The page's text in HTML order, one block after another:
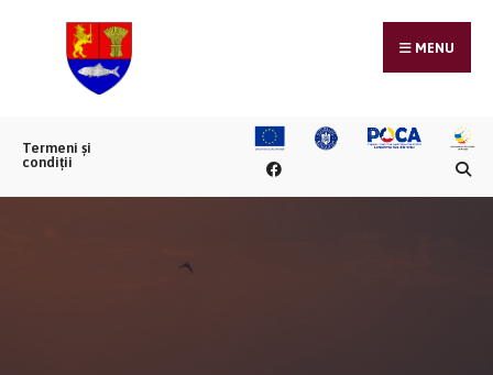
MENU
Termeni și
condiții